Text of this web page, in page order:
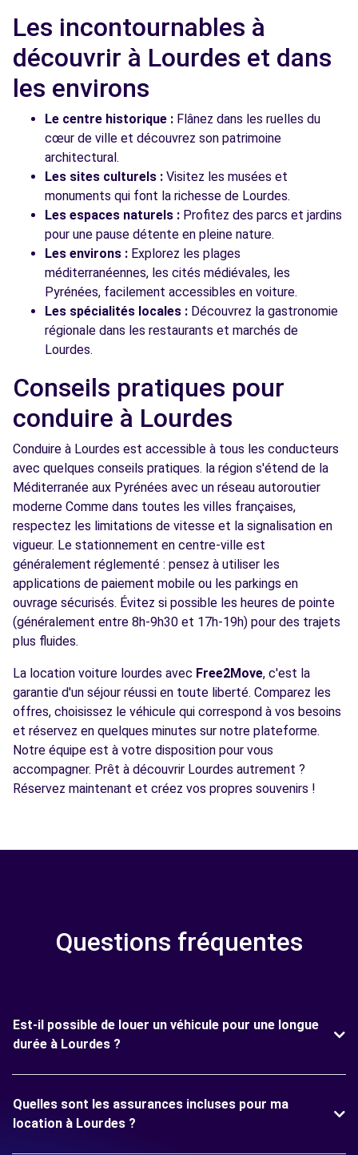
Les incontournables à
découvrir à Lourdes et dans
les environs
Le centre historique : Flânez dans les ruelles du
cœur de ville et découvrez son patrimoine
architectural.
Les sites culturels : Visitez les musées et
monuments qui font la richesse de Lourdes.
Les espaces naturels : Profitez des parcs et jardins
pour une pause détente en pleine nature.
Les environs : Explorez les plages
méditerranéennes, les cités médiévales, les
Pyrénées, facilement accessibles en voiture.
Les spécialités locales : Découvrez la gastronomie
régionale dans les restaurants et marchés de
Lourdes.
Conseils pratiques pour
conduire à Lourdes
Conduire à Lourdes est accessible à tous les conducteurs
avec quelques conseils pratiques. la région s'étend de la
Méditerranée aux Pyrénées avec un réseau autoroutier
moderne Comme dans toutes les villes françaises,
respectez les limitations de vitesse et la signalisation en
vigueur. Le stationnement en centre-ville est
généralement réglementé : pensez à utiliser les
applications de paiement mobile ou les parkings en
ouvrage sécurisés. Évitez si possible les heures de pointe
(généralement entre 8h-9h30 et 17h-19h) pour des trajets
plus fluides.
La location voiture lourdes avec Free2Move, c'est la
garantie d'un séjour réussi en toute liberté. Comparez les
offres, choisissez le véhicule qui correspond à vos besoins
et réservez en quelques minutes sur notre plateforme.
Notre équipe est à votre disposition pour vous
accompagner. Prêt à découvrir Lourdes autrement ?
Réservez maintenant et créez vos propres souvenirs !
Questions fréquentes
Est-il possible de louer un véhicule pour une longue
durée à Lourdes ?
Quelles sont les assurances incluses pour ma
location à Lourdes ?